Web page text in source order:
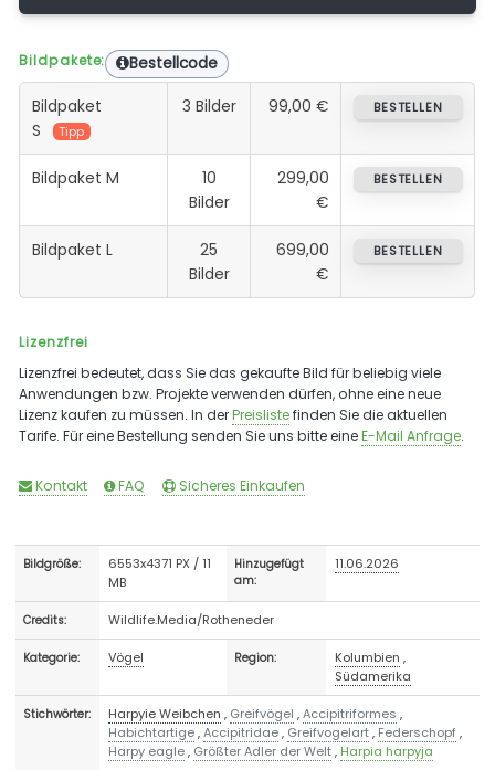
Bildpakete: Bestellcode
Bildpaket
S
Tipp
3 Bilder 99,00 € BESTELLEN
Bildpaket M
10
Bilder
299,00
€
BESTELLEN
Bildpaket L
25
Bilder
699,00
€
BESTELLEN
Lizenzfrei
Lizenzfrei bedeutet, dass Sie das gekaufte Bild für beliebig viele
Anwendungen bzw. Projekte verwenden dürfen, ohne eine neue
Lizenz kaufen zu müssen. In derPreislistefinden Sie die aktuellen
Tarife. Für eine Bestellung senden Sie uns bitte eineE-Mail Anfrage.
Kontakt FAQ Sicheres Einkaufen
Bildgröße:
6553x4371 PX / 11
MB
Hinzugefügt
am:
11.06.2026
Credits: Wildlife.Media/Rotheneder
Kategorie: Vögel Region: Kolumbien ,
Südamerika
Stichwörter: Harpyie Weibchen , Greifvögel ,Accipitriformes ,
Habichtartige,Accipitridae, Greifvogelart, Federschopf,
Harpy eagle, Größter Adler der Welt, Harpia harpyja